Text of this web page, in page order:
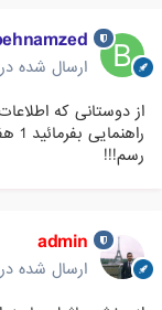
ارسال شده در
از دوستانی که
رسم!!!
admin
ارسال شده در